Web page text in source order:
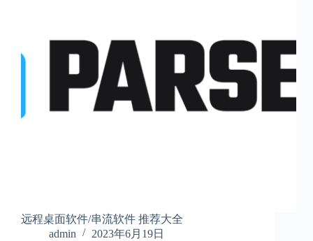
远程桌面软件/串流软件 推荐大全
admin
2023年6月19日